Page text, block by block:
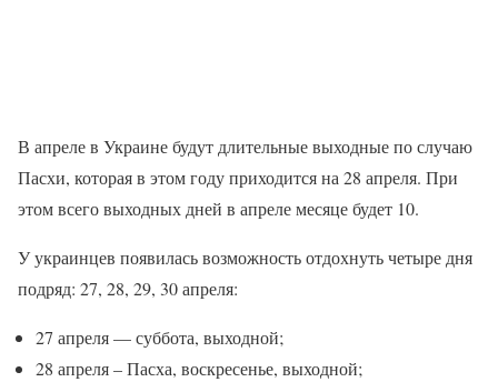
В апреле в Украине будут длительные выходные по случаю
Пасхи, которая в этом году приходится на 28 апреля. При
этом всего выходных дней в апреле месяце будет 10.
У украинцев появилась возможность отдохнуть четыре дня
подряд: 27, 28, 29, 30 апреля:
27 апреля — суббота, выходной;
28 апреля – Пасха, воскресенье, выходной;